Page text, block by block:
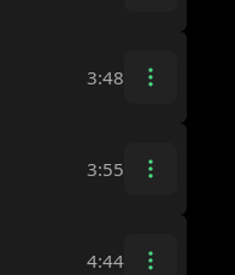
3:48
3:55
4:44